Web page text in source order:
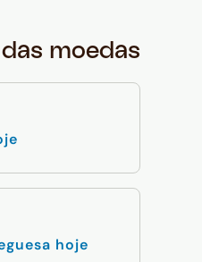
moedas
hoje